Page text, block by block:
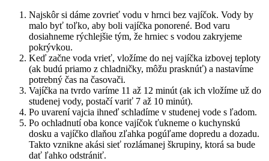
Najskôr si dáme zovrieť vodu v hrnci bez vajíčok. Vody by
malo byť toľko, aby boli vajíčka ponorené. Bod varu
dosiahneme rýchlejšie tým, že hrniec s vodou zakryjeme
pokrývkou.
Keď začne voda vrieť, vložíme do nej vajíčka izbovej teploty
(ak budú priamo z chladničky, môžu prasknúť) a nastavíme
potrebný čas na časovači.
Vajíčka na tvrdo varíme 11 až 12 minút (ak ich vložíme už do
studenej vody, postačí variť 7 až 10 minút).
Po uvarení vajcia ihneď schladíme v studenej vode s ľadom.
Po ochladnutí oba konce vajíčok ťukneme o kuchynskú
dosku a vajíčko dlaňou zľahka pogúľame dopredu a dozadu.
Takto vznikne akási sieť rozlámanej škrupiny, ktorá sa bude
dať ľahko odstrániť.